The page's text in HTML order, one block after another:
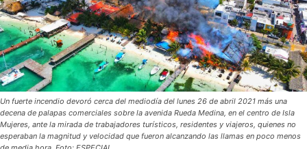
Un fuerte incendio devoró cerca del mediodía del lunes 26 de abril 2021 más una
decena de palapas comerciales sobre la avenida Rueda Medina, en el centro de Isla
Mujeres, ante la mirada de trabajadores turísticos, residentes y viajeros, quienes no
esperaban la magnitud y velocidad que fueron alcanzando las llamas en poco menos